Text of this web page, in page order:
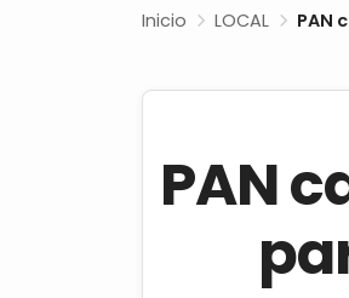
Inicio LOCAL PAN
PAN